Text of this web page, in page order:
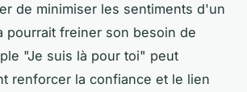
de minimiser les sentiments d'un
pourrait freiner son besoin de
"Je suis là pour toi" peut
renforcer la confiance et le lien